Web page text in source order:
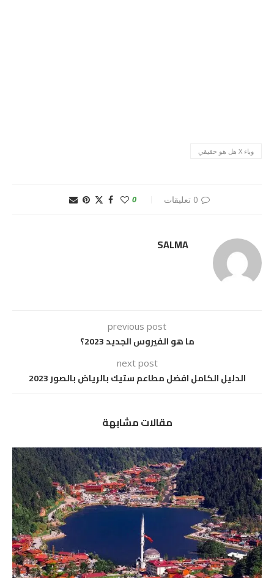
وباء X هل هو حقيقي
0 تعليقات 0
SALMA
previous post
ما هو الفيروس الجديد 2023؟
next post
الدليل الكامل افضل مطاعم ستيك بالرياض بالصور 2023
مقالات مشابهة